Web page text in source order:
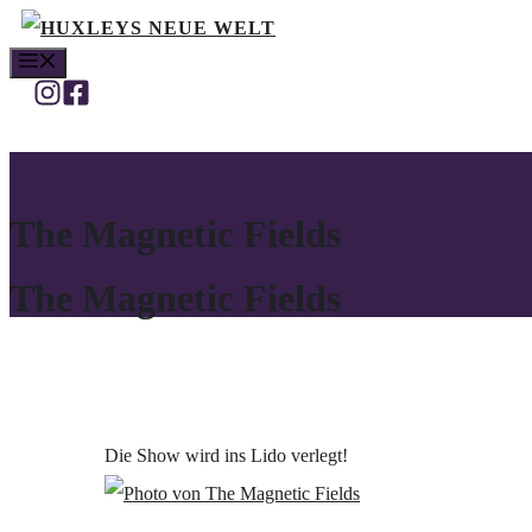
Skip
to
content
The Magnetic Fields
The Magnetic Fields
Die Show wird ins Lido verlegt!